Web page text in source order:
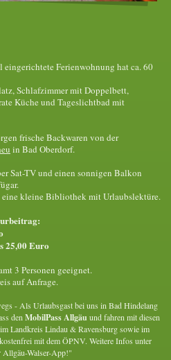
Ferienwohnung hat ca. 60
Schlafzimmer mit Doppelbett,
Küche und Tageslichtbad mit
frische Backwaren von der
in Bad Oberdorf.
Sat-TV und einen sonnigen Balkon
eine kleine Bibliothek mit Urlaubslektüre.
25,00 Euro
3 Personen geeignet.
auf Anfrage.
- Als Urlaubsgast bei uns in Bad Hindelang
denMobilPass Allgäuund fahren mit diesen
Landkreis Lindau & Ravensburg sowie im
mit dem ÖPNV. Weitere Infos unter
Allgäu-Walser-App!"